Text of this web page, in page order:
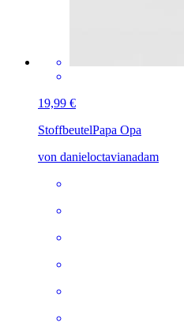
19,99 €
StoffbeutelPapa Opa
von danieloctavianadam